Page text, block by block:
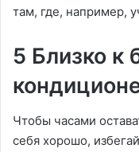
там, где, например,
5 Близко к
Чтобы часами
себя хорошо,